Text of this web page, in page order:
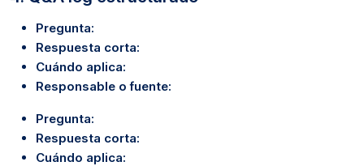
Pregunta:
Respuesta corta:
Cuándo aplica:
Responsable o fuente:
Pregunta:
Respuesta corta:
Cuándo aplica: